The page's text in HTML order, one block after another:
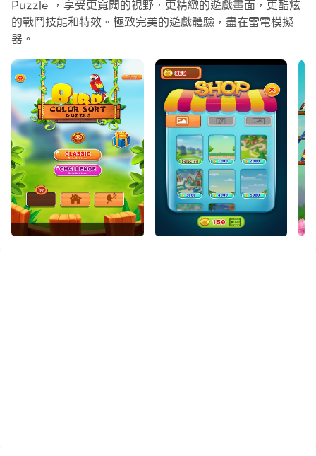
通過多開和同步功能，你甚至可以在PC上運行多個應用程
式和帳戶。
而文件互傳功能讓分享圖像、影片和文件也變得非常容易。
下載Bird Color Sort Puzzle並在PC上運行。享受PC端
的大螢幕和高畫質畫質吧!
鳥類顏色排序益智遊戲
Puzzle ，享受更寬闊的視野，更精緻的遊戲畫面，更酷炫
的戰鬥技能和特效。極致完美的遊戲體驗，盡在雷電模擬
器。